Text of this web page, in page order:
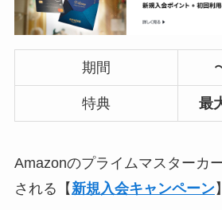
期間
特典 最
Amazonのプライムマスターカ
される【 新規入会キャンペーン